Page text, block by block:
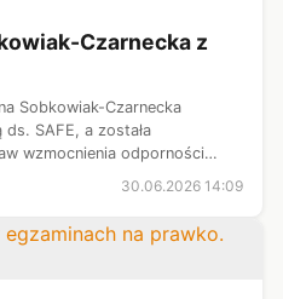
Czarnecka z
Sobkowiak-Czarnecka
ds. SAFE, a została
wzmocnienia odporności
30.06.2026 14:09